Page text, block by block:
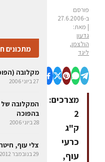
פורסם
ב-27.6.2006
| מאת:
גדעון
הולצמן,
ליגד
מצרכים:
2
ק"ג
כרעי
עוף,
מתכונים
מקלובה
27 ביוני 2006
המקלובה של
בהפוכה
28 ביוני 2006
צלי עוף,
29 בנובמבר 2012